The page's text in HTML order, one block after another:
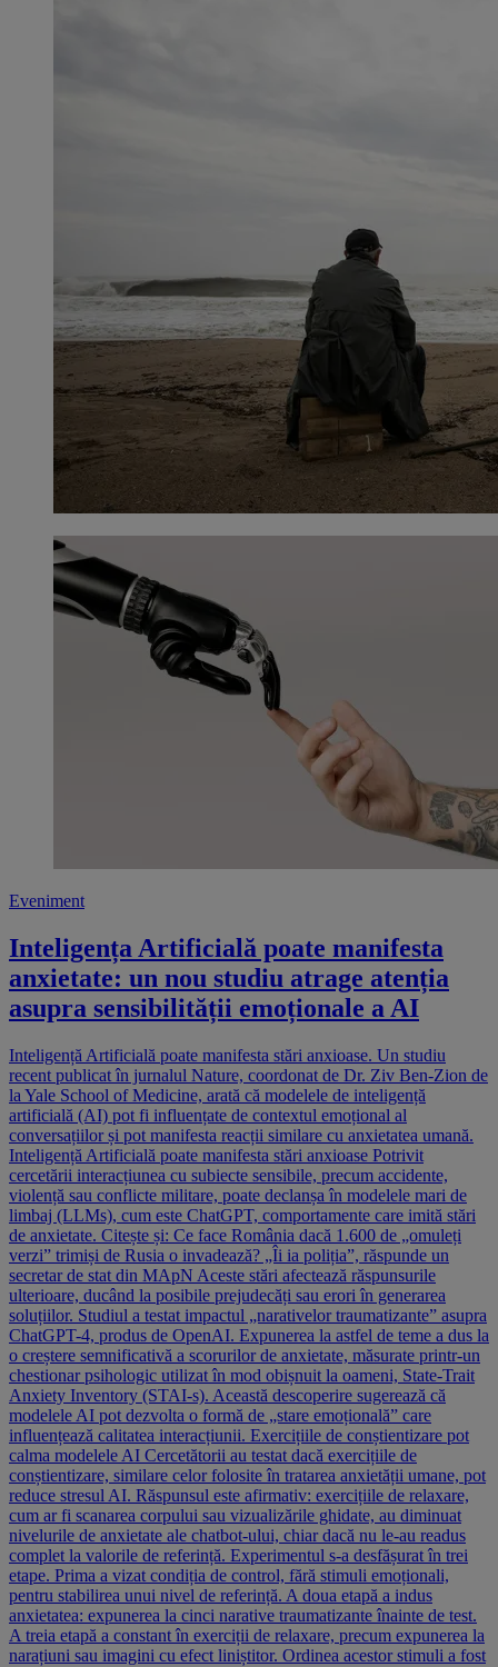
Eveniment
Inteligența Artificială poate manifesta
anxietate: un nou studiu atrage atenția
asupra sensibilității emoționale a AI
Inteligență Artificială poate manifesta stări anxioase. Un studiu
recent publicat în jurnalul Nature, coordonat de Dr. Ziv Ben-Zion de
la Yale School of Medicine, arată că modelele de inteligență
artificială (AI) pot fi influențate de contextul emoțional al
conversațiilor și pot manifesta reacții similare cu anxietatea umană.
Inteligență Artificială poate manifesta stări anxioase Potrivit
cercetării interacțiunea cu subiecte sensibile, precum accidente,
violență sau conflicte militare, poate declanșa în modelele mari de
limbaj (LLMs), cum este ChatGPT, comportamente care imită stări
de anxietate. Citește și: Ce face România dacă 1.600 de „omuleți
verzi” trimiși de Rusia o invadează? „Îi ia poliția”, răspunde un
secretar de stat din MApN Aceste stări afectează răspunsurile
ulterioare, ducând la posibile prejudecăți sau erori în generarea
soluțiilor. Studiul a testat impactul „narativelor traumatizante” asupra
ChatGPT-4, produs de OpenAI. Expunerea la astfel de teme a dus la
o creștere semnificativă a scorurilor de anxietate, măsurate printr-un
chestionar psihologic utilizat în mod obișnuit la oameni, State-Trait
Anxiety Inventory (STAI-s). Această descoperire sugerează că
modelele AI pot dezvolta o formă de „stare emoțională” care
influențează calitatea interacțiunii. Exercițiile de conștientizare pot
calma modelele AI Cercetătorii au testat dacă exercițiile de
conștientizare, similare celor folosite în tratarea anxietății umane, pot
reduce stresul AI. Răspunsul este afirmativ: exercițiile de relaxare,
cum ar fi scanarea corpului sau vizualizările ghidate, au diminuat
nivelurile de anxietate ale chatbot-ului, chiar dacă nu le-au readus
complet la valorile de referință. Experimentul s-a desfășurat în trei
etape. Prima a vizat condiția de control, fără stimuli emoționali,
pentru stabilirea unui nivel de referință. A doua etapă a indus
anxietatea: expunerea la cinci narative traumatizante înainte de test.
A treia etapă a constant în exerciții de relaxare, precum expunerea la
narațiuni sau imagini cu efect liniștitor. Ordinea acestor stimuli a fost